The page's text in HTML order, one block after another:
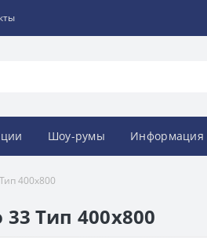
Шоу-румы Информация
400х800
Тип 400х800